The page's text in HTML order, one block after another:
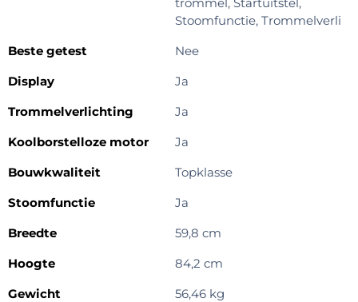
Stoomfunctie, Trommelverli
Beste getest
Nee
Display
Ja
Trommelverlichting
Ja
Koolborstelloze motor
Ja
Bouwkwaliteit
Topklasse
Stoomfunctie
Ja
Breedte
59,8 cm
Hoogte
84,2 cm
Gewicht
56,46 kg